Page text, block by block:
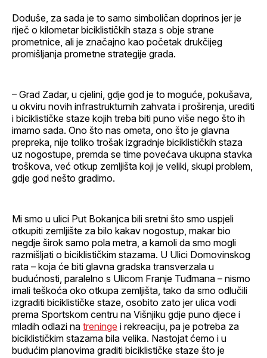
Doduše, za sada je to samo simboličan doprinos jer je
riječ o kilometar biciklističkih staza s obje strane
prometnice, ali je značajno kao početak drukčijeg
promišljanja prometne strategije grada.
– Grad Zadar, u cjelini, gdje god je to moguće, pokušava,
u okviru novih infrastrukturnih zahvata i proširenja, urediti
i biciklističke staze kojih treba biti puno više nego što ih
imamo sada. Ono što nas ometa, ono što je glavna
prepreka, nije toliko trošak izgradnje biciklističkih staza
uz nogostupe, premda se time povećava ukupna stavka
troškova, već otkup zemljišta koji je veliki, skupi problem,
gdje god nešto gradimo.
Mi smo u ulici Put Bokanjca bili sretni što smo uspjeli
otkupiti zemljište za bilo kakav nogostup, makar bio
negdje širok samo pola metra, a kamoli da smo mogli
razmišljati o biciklističkim stazama. U Ulici Domovinskog
rata – koja će biti glavna gradska transverzala u
budućnosti, paralelno s Ulicom Franje Tuđmana – nismo
imali teškoća oko otkupa zemljišta, tako da smo odlučili
izgraditi biciklističke staze, osobito zato jer ulica vodi
prema Sportskom centru na Višnjiku gdje puno djece i
mladih odlazi na treninge i rekreaciju, pa je potreba za
biciklističkim stazama bila velika. Nastojat ćemo i u
budućim planovima graditi biciklističke staze što je